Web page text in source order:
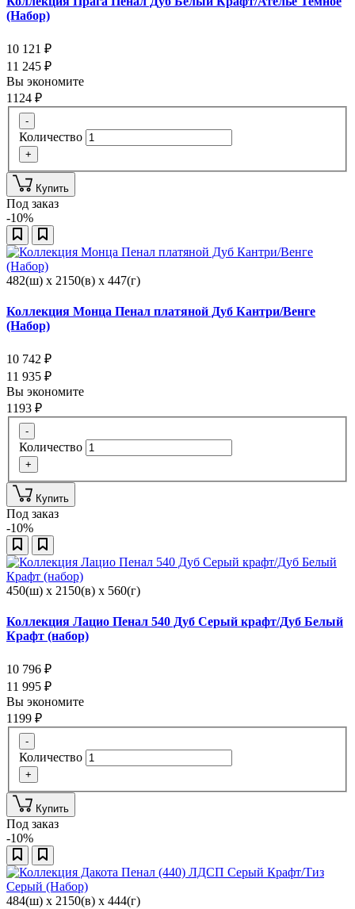
(Набор)
10 121 ₽
11 245 ₽
Вы экономите
1124 ₽
-
Количество
+
Купить
Под заказ
-10%
482(ш) x 2150(в) x 447(г)
Коллекция Монца Пенал платяной Дуб Кантри/Венге
(Набор)
10 742 ₽
11 935 ₽
Вы экономите
1193 ₽
-
Количество
+
Купить
Под заказ
-10%
450(ш) x 2150(в) x 560(г)
Коллекция Лацио Пенал 540 Дуб Серый крафт/Дуб Белый
Крафт (набор)
10 796 ₽
11 995 ₽
Вы экономите
1199 ₽
-
Количество
+
Купить
Под заказ
-10%
484(ш) x 2150(в) x 444(г)